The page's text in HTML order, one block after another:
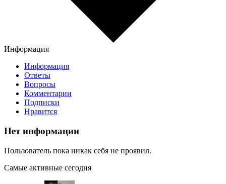
Информация
Информация
Ответы
Вопросы
Комментарии
Подписки
Нравится
Нет информации
Пользователь пока никак себя не проявил.
Самые активные сегодня